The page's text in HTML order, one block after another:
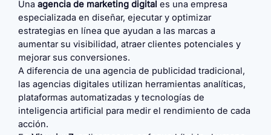
Una agencia de marketing digital es una empresa
especializada en diseñar, ejecutar y optimizar
estrategias en línea que ayudan a las marcas a
aumentar su visibilidad, atraer clientes potenciales y
mejorar sus conversiones.
A diferencia de una agencia de publicidad tradicional,
las agencias digitales utilizan herramientas analíticas,
plataformas automatizadas y tecnologías de
inteligencia artificial para medir el rendimiento de cada
acción.